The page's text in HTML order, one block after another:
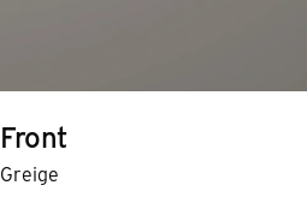
Front
Greige